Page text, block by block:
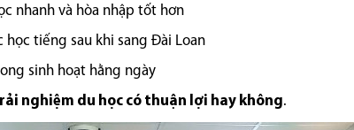
nhanh và hòa nhập tốt hơn
học tiếng sau khi sang Đài Loan
sinh hoạt hằng ngày
nghiệm du học có thuận lợi hay không.